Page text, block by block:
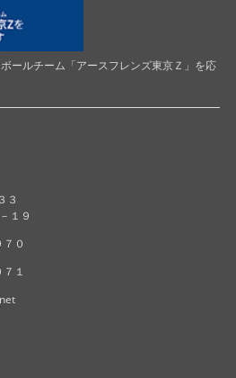
ールチーム「アースフレンズ東京Ｚ」を応
３
１９
０
１